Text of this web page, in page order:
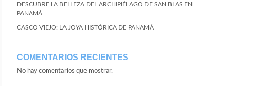
DESCUBRE LA BELLEZA DEL ARCHIPIÉLAGO DE SAN BLAS EN
PANAMÁ
CASCO VIEJO: LA JOYA HISTÓRICA DE PANAMÁ
COMENTARIOS RECIENTES
No hay comentarios que mostrar.